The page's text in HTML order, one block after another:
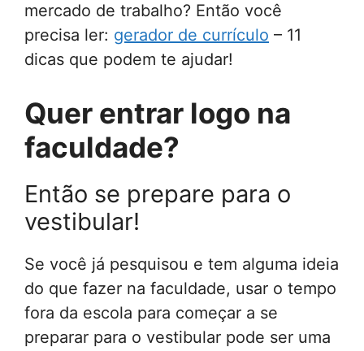
mercado de trabalho? Então você
precisa ler: gerador de currículo – 11
dicas que podem te ajudar!
Quer entrar logo na
faculdade?
Então se prepare para o
vestibular!
Se você já pesquisou e tem alguma ideia
do que fazer na faculdade, usar o tempo
fora da escola para começar a se
preparar para o vestibular pode ser uma